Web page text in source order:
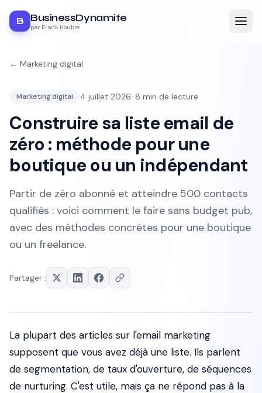
B BusinessDynamite
par Frank Houbre
← Marketing digital
Marketing digital 4 juillet 2026· 8 min de lecture
Construire sa liste email de
zéro : méthode pour une
boutique ou un indépendant
Partir de zéro abonné et atteindre 500 contacts
qualifiés : voici comment le faire sans budget pub,
avec des méthodes concrètes pour une boutique
ou un freelance.
Partager :
La plupart des articles sur l'email marketing
supposent que vous avez déjà une liste. Ils parlent
de segmentation, de taux d'ouverture, de séquences
de nurturing. C'est utile, mais ça ne répond pas à la